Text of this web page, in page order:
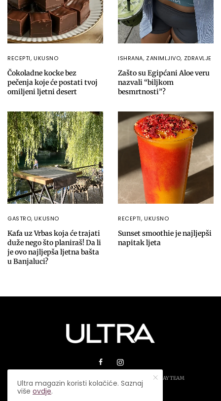
RECEPTI, UKUSNO
Čokoladne kocke bez
pečenja koje će postati tvoj
omiljeni ljetni desert
ISHRANA, ZANIMLJIVO, ZDRAVLJE
Zašto su Egipćani Aloe veru
nazvali “biljkom
besmrtnosti”?
GASTRO,UKUSNO
Kafa uz Vrbas koja će trajati
duže nego što planiraš! Da li
je ovo najljepša ljetna bašta
u Banjaluci?
RECEPTI, UKUSNO
Sunset smoothie je najljepši
napitak ljeta
© 2026 ULTRA MAGAZIN. SVA PRAVA ZADRŽANA.PLAY TEAM
Ultra magazin koristi kolačiće. Saznaj
višeovdje.